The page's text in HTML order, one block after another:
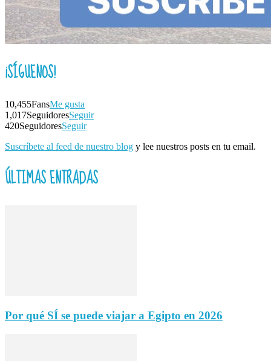
¡SÍGUENOS!
10,455FansMe gusta
1,017SeguidoresSeguir
420SeguidoresSeguir
Suscríbete al feed de nuestro blog y lee nuestros posts en tu email.
ÚLTIMAS ENTRADAS
Por qué SÍ se puede viajar a Egipto en 2026